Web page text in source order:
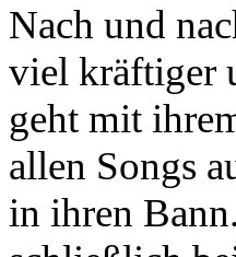
Nach und
viel kräftiger
geht mit
allen Songs
in ihren